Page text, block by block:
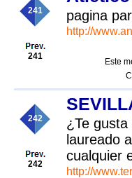
241
241
pagina
http://
Este
242
242
¿Te
laureado
cualquier
http://